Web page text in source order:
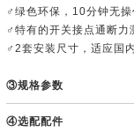
♂绿色环保，10分钟无
♂特有的开关接点通断力
♂2套安装尺寸，适应国
③规格参数
④选配配件